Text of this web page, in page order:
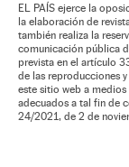
EL PAÍS ejerce la
la elaboración de
también realiza la
comunicación pública
prevista en el artículo
de las reproducciones
este sitio web a
adecuados a tal fin de
24/2021, de 2 de